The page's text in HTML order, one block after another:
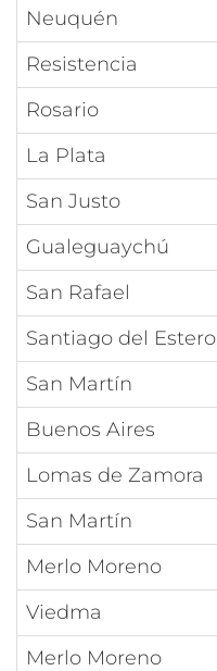
Neuquén
Resistencia
Rosario
La Plata
San Justo
Gualeguaychú
San Rafael
Santiago del Estero
San Martín
Buenos Aires
Lomas de Zamora
San Martín
Merlo Moreno
Viedma
Merlo Moreno